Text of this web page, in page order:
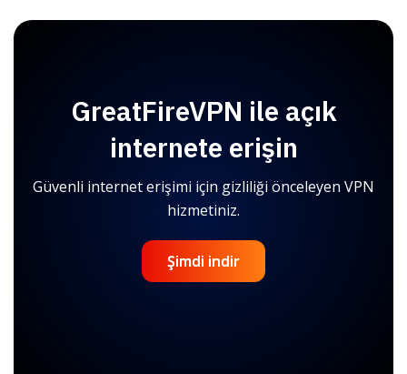
GreatFireVPN ile açık
internete erişin
Güvenli internet erişimi için gizliliği önceleyen VPN
hizmetiniz.
Şimdi indir
Şimdi indir